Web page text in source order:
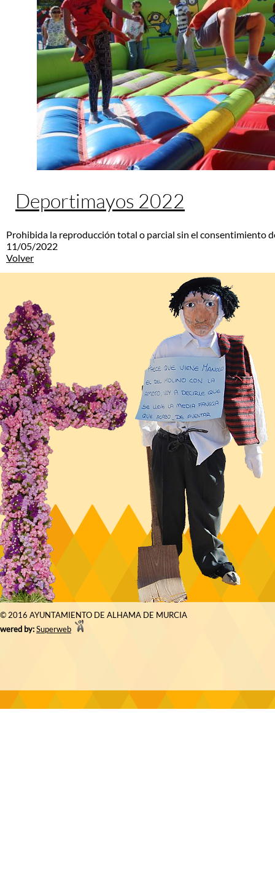
Deportimayos 2022
Prohibida la reproducción total o parcial sin el consentimiento
11/05/2022
Volver
© 2016 AYUNTAMIENTO DE ALHAMA DE MURCIA
by:Superweb